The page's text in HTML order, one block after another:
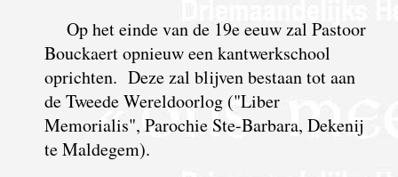
Op het einde van de 19e eeuw zal Pastoor
Bouckaert opnieuw een kantwerkschool
oprichten. Deze zal blijven bestaan tot aan
de Tweede Wereldoorlog ("Liber
Memorialis", Parochie Ste-Barbara, Dekenij
te Maldegem).